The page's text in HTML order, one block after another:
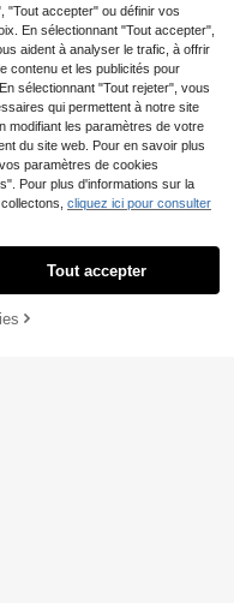
PANIER
"Tout accepter" ou définir vos
En sélectionnant "Tout accepter",
aident à analyser le trafic, à offrir
contenu et les publicités pour
sélectionnant "Tout rejeter", vous
qui permettent à notre site
modifiant les paramètres de votre
du site web. Pour en savoir plus
paramètres de cookies
Pour plus d'informations sur la
cliquez ici pour consulter
Tout accepter